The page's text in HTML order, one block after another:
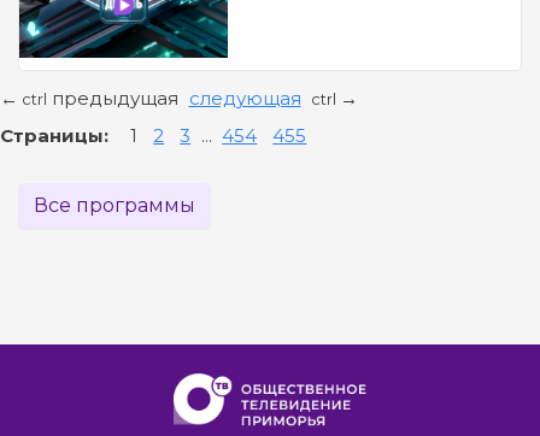
← ctrl предыдущая следующая ctrl →
Страницы: 1 2 3 ... 454 455
Все программы